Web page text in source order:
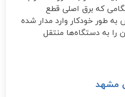
که برق اصلی قطع
طور خودکار وارد مدار شده
را به دستگاه‌ها منتقل
مشهد